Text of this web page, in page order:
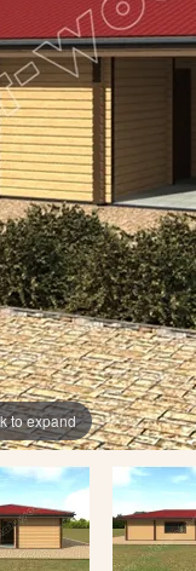
to expand